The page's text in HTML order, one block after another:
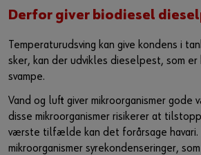
Derfor giver biodiesel
Temperaturudsving kan give kondens i
sker, kan der udvikles dieselpest, som
svampe.
Vand og luft giver mikroorganismer gode
disse mikroorganismer risikerer at
værste tilfælde kan det forårsage havari.
mikroorganismer syrekondenseringer,